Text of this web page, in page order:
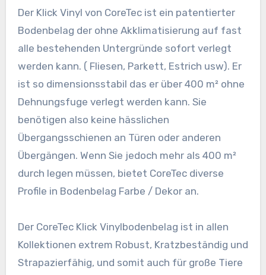
Der Klick Vinyl von CoreTec ist ein patentierter
Bodenbelag der ohne Akklimatisierung auf fast
alle bestehenden Untergründe sofort verlegt
werden kann. ( Fliesen, Parkett, Estrich usw). Er
ist so dimensionsstabil das er über 400 m² ohne
Dehnungsfuge verlegt werden kann. Sie
benötigen also keine hässlichen
Übergangsschienen an Türen oder anderen
Übergängen. Wenn Sie jedoch mehr als 400 m²
durch legen müssen, bietet CoreTec diverse
Profile in Bodenbelag Farbe / Dekor an.
Der CoreTec Klick Vinylbodenbelag ist in allen
Kollektionen extrem Robust, Kratzbeständig und
Strapazierfähig, und somit auch für große Tiere